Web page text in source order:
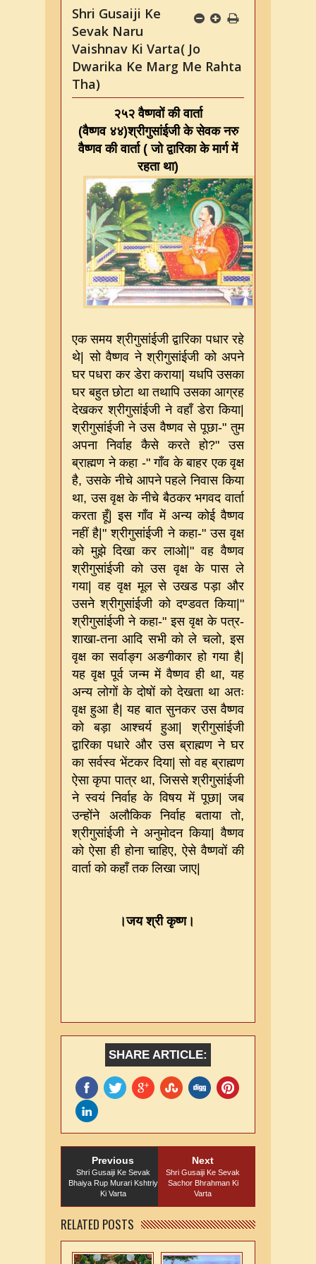
Shri Gusaiji Ke
Sevak Naru
Vaishnav Ki Varta( Jo
Dwarika Ke Marg Me Rahta
Tha)
२५२ वैष्णवों की वार्ता
(वैष्णव ४४)श्रीगुसांईजी के सेवक नरु
वैष्णव की वार्ता (जो द्वारिका के मार्ग में
रहता था)
एक समय श्रीगुसांईजी द्वारिका पधार रहे
थे|सो वैष्णव ने श्रीगुसांईजी को अपने
घर पधरा कर डेरा कराया|यधपि उसका
घर बहुत छोटा था तथापि उसका आग्रह
देखकर श्रीगुसांईजी ने वहाँ डेरा किया|
श्रीगुसांईजी ने उस वैष्णव से पूछा-"तुम
अपना निर्वाह कैसे करते हो?"उस
ब्राह्मण ने कहा -"गाँव के बाहर एक वृक्ष
है,उसके नीचे आपने पहले निवास किया
था,उस वृक्ष के नीचे बैठकर भगवद वार्ता
करता हूँ|इस गाँव में अन्य कोई वैष्णव
नहीं है|"श्रीगुसांईजी ने कहा-"उस वृक्ष
को मुझे दिखा कर लाओ|"वह वैष्णव
श्रीगुसांईजी को उस वृक्ष के पास ले
गया|वह वृक्ष मूल से उखड पड़ा और
उसने श्रीगुसांईजी को दण्डवत किया|"
श्रीगुसांईजी ने कहा-"इस वृक्ष के पत्र-
शाखा-तना आदि सभी को ले चलो,इस
वृक्ष का सर्वाङ्ग अङगीकार हो गया है|
यह वृक्ष पूर्व जन्म में वैष्णव ही था,यह
अन्य लोगों के दोषों को देखता था अतः
वृक्ष हुआ है|यह बात सुनकर उस वैष्णव
को बड़ा आश्चर्य हुआ|श्रीगुसांईजी
द्वारिका पधारे और उस ब्राह्मण ने घर
का सर्वस्व भेंटकर दिया|सो वह ब्राह्मण
ऐसा कृपा पात्र था,जिससे श्रीगुसांईजी
ने स्वयं निर्वाह के विषय में पूछा|जब
उन्होंने अलौकिक निर्वाह बताया तो,
श्रीगुसांईजी ने अनुमोदन किया|वैष्णव
को ऐसा ही होना चाहिए,ऐसे वैष्णवों की
वार्ता को कहाँ तक लिखा जाए|
।जय श्री कृष्ण।
SHARE ARTICLE:
Previous
Shri Gusaiji Ke Sevak
Bhaiya Rup Murari Kshtriy
Ki Varta
Next
Shri Gusaiji Ke Sevak
Sachor Bhrahman Ki
Varta
RELATED POSTS